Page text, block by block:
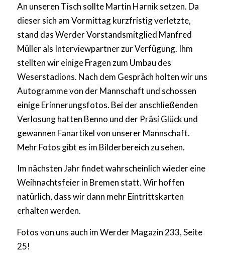
An unseren Tisch sollte Martin Harnik setzen. Da
dieser sich am Vormittag kurzfristig verletzte,
stand das Werder Vorstandsmitglied Manfred
Müller als Interviewpartner zur Verfügung. Ihm
stellten wir einige Fragen zum Umbau des
Weserstadions. Nach dem Gespräch holten wir uns
Autogramme von der Mannschaft und schossen
einige Erinnerungsfotos. Bei der anschließenden
Verlosung hatten Benno und der Präsi Glück und
gewannen Fanartikel von unserer Mannschaft.
Mehr Fotos gibt es im Bilderbereich zu sehen.
Im nächsten Jahr findet wahrscheinlich wieder eine
Weihnachtsfeier in Bremen statt. Wir hoffen
natürlich, dass wir dann mehr Eintrittskarten
erhalten werden.
Fotos von uns auch im Werder Magazin 233, Seite
25!